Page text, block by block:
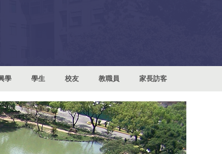
學 學生 校友 教職員 家長訪客